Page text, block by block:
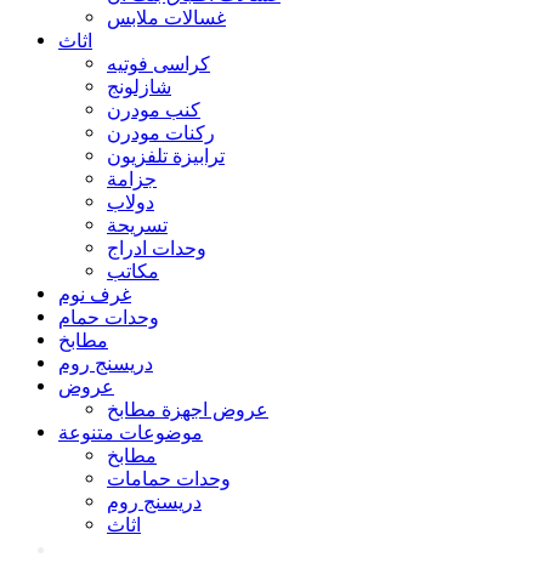
غسالات ملابس
اثاث
كراسى فوتيه
شازلونج
كنب مودرن
ركنات مودرن
ترابيزة تلفزيون
جزامة
دولاب
تسريحة
وحدات ادراج
مكاتب
غرف نوم
وحدات حمام
مطابخ
دريسنج روم
عروض
عروض اجهزة مطابخ
موضوعات متنوعة
مطابخ
وحدات حمامات
دريسنج روم
اثاث